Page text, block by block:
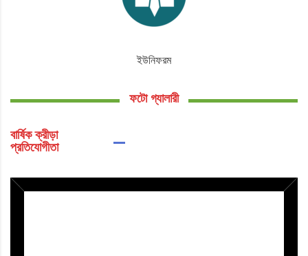
ইউনিফরম
ফটো গ্যালারী
বার্ষিক ক্রীড়া
প্রতিযোগীতা